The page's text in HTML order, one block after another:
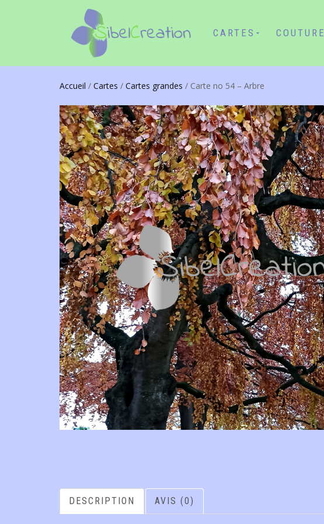
CARTES COUTURE
Accueil / Cartes / Cartes grandes / Carte no 54 – Arbre
DESCRIPTION AVIS (0)